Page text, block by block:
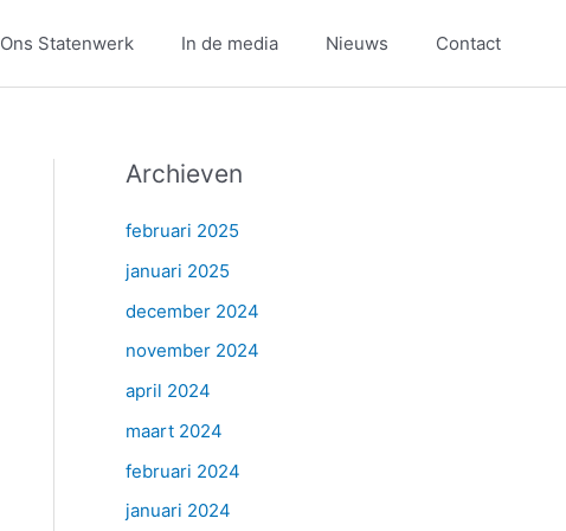
Ons Statenwerk In de media Nieuws Contact
Archieven
februari 2025
januari 2025
december 2024
november 2024
april 2024
maart 2024
februari 2024
januari 2024